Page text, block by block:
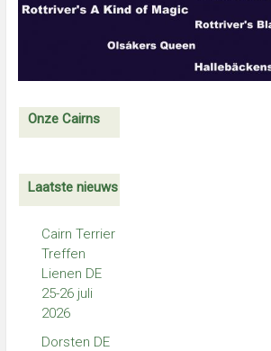
Onze Cairns
Laatste nieuws
Cairn Terrier
Treffen
Lienen DE
25-26 juli
2026
Dorsten DE